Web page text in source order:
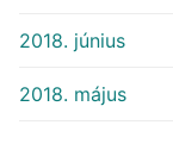
2018. június
2018. május